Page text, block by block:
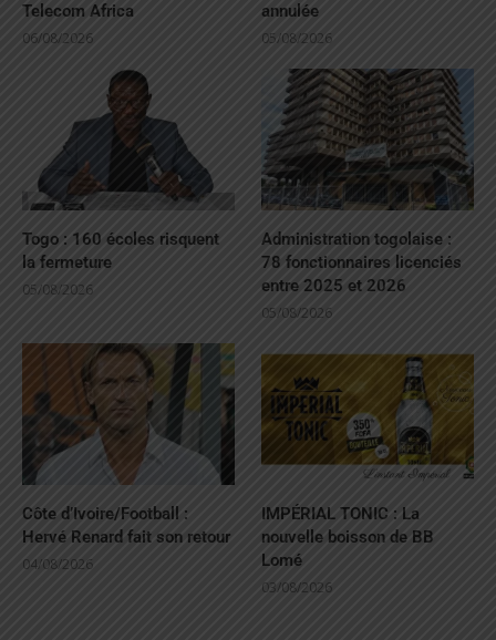
Telecom Africa
06/08/2026
annulée
05/08/2026
Togo : 160 écoles risquent
la fermeture
05/08/2026
Administration togolaise :
78 fonctionnaires licenciés
entre 2025 et 2026
05/08/2026
Côte d’Ivoire/Football :
Hervé Renard fait son retour
04/08/2026
IMPÉRIAL TONIC : La
nouvelle boisson de BB
Lomé
03/08/2026